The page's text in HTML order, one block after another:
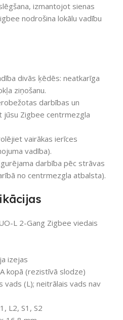
izmantojot sienas
nodrošina lokālu vadību
divās ķēdēs: neatkarīga
ziņošanu.
darbības un
Zigbee centrmezgla
vairākas ierīces
vadība).
darbība pēc strāvas
no centrmezgla atbalsta).
L 2-Gang Zigbee viedais
izejas
kopā (rezistīvā slodze)
vads (L); neitrālais vads nav
L2, S1, S2